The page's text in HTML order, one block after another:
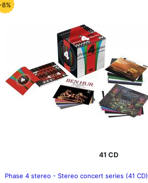
8%
41 CD
Phase 4 stereo - Stereo concert series (41 CD)